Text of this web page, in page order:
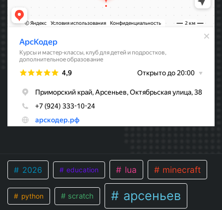
2026 education lua minecraft
python scratch арсеньев